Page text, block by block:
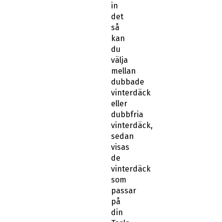
in
det
så
kan
du
välja
mellan
dubbade
vinterdäck
eller
dubbfria
vinterdäck,
sedan
visas
de
vinterdäck
som
passar
på
din